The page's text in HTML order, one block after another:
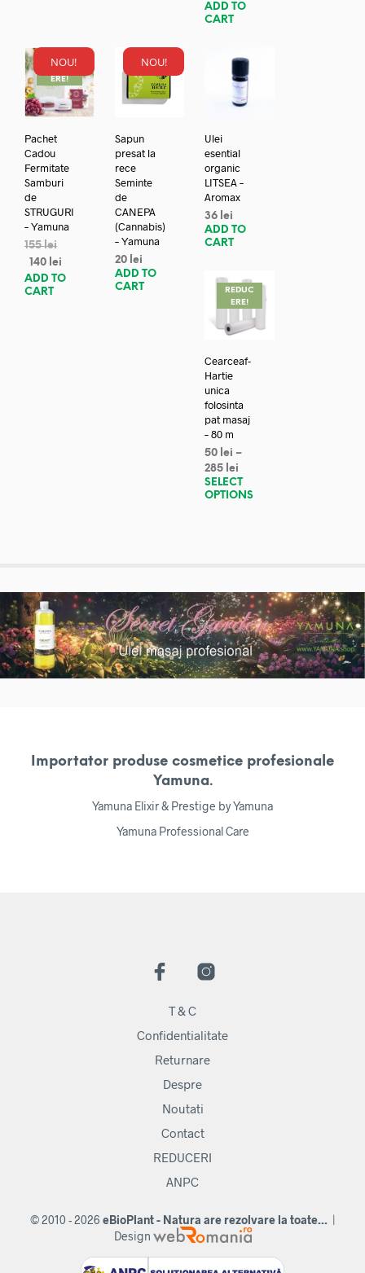
ADD TO
CART
NOU!
REDUC
ERE!
Pachet
Cadou
Fermitate
Samburi
de
STRUGURI
– Yamuna
155lei
140 lei
ADD TO
CART
NOU!
Sapun
presat la
rece
Seminte
de
CANEPA
(Cannabis)
– Yamuna
20 lei
ADD TO
CART
Ulei
esential
organic
LITSEA –
Aromax
36 lei
ADD TO
CART
REDUC
ERE!
Cearceaf-
Hartie
unica
folosinta
pat masaj
– 80 m
50 lei –
285 lei
SELECT
OPTIONS
Importator produse cosmetice profesionale
Yamuna.
Yamuna Elixir & Prestige by Yamuna
Yamuna Professional Care
T & C
Confidentialitate
Returnare
Despre
Noutati
Contact
REDUCERI
ANPC
© 2010 - 2026 eBioPlant - Natura are rezolvare la toate... |
Design